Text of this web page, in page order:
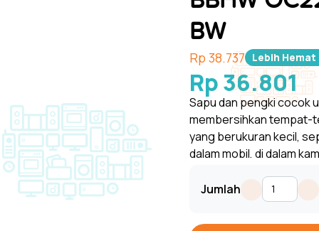
BW
Rp 38.737 Lebih Hemat
Rp 36.801
Sapu dan pengki cocok
membersihkan tempat-
yang berukuran kecil,
dalam mobil, di dalam
banyak tempat dan
akan berserakan
Jumlah